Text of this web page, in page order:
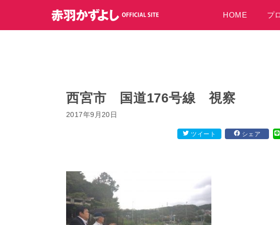
テ
HOME プ
西宮市 国道176号線 視察
2017年9月20日
ツイート シェア